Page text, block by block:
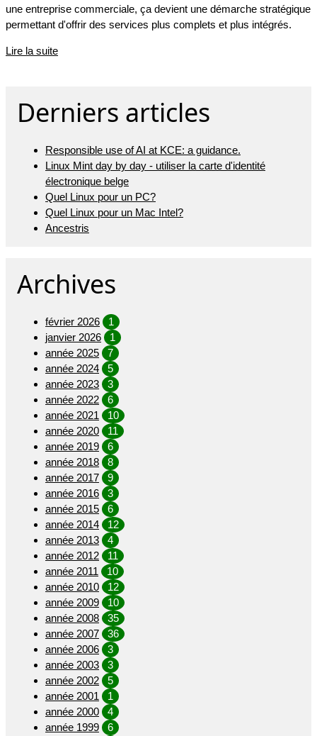
une entreprise commerciale, ça devient une démarche stratégique
permettant d'offrir des services plus complets et plus intégrés.
Lire la suite
Derniers articles
Responsible use of AI at KCE: a guidance.
Linux Mint day by day - utiliser la carte d'identité
électronique belge
Quel Linux pour un PC?
Quel Linux pour un Mac Intel?
Ancestris
Archives
février 2026
1
janvier 2026
1
année 2025
7
année 2024
5
année 2023
3
année 2022
6
année 2021
10
année 2020
11
année 2019
6
année 2018
8
année 2017
9
année 2016
3
année 2015
6
année 2014
12
année 2013
4
année 2012
11
année 2011
10
année 2010
12
année 2009
10
année 2008
35
année 2007
36
année 2006
3
année 2003
3
année 2002
5
année 2001
1
année 2000
4
année 1999
6